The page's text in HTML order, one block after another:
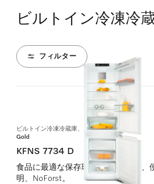
ビルトイン冷凍冷
フィルター
2 製品
ビルトイン冷凍冷蔵庫、ニッチ高さ178 cm
Gold
KFNS 7734 D
食品に最適な保存環境 DynaCool、
明、NoForst。